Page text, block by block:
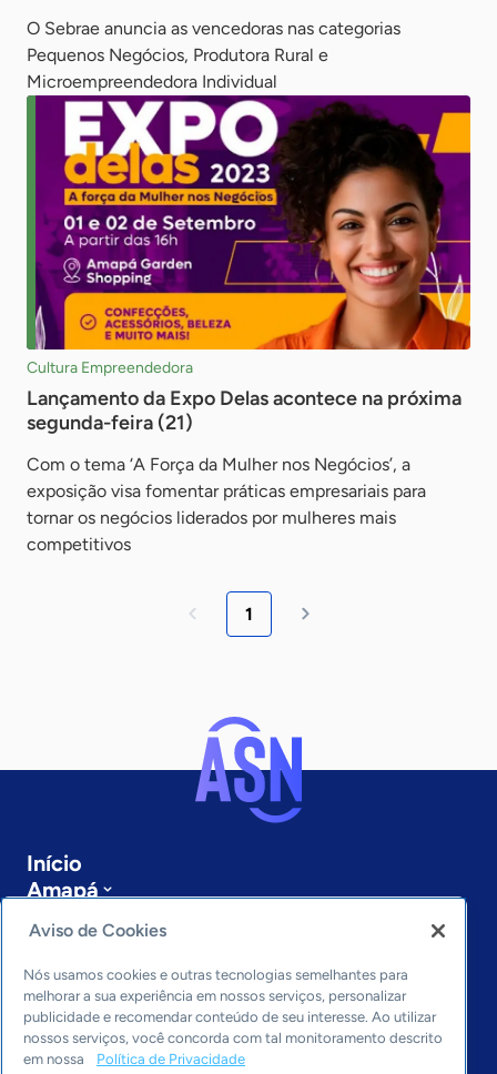
O Sebrae anuncia as vencedoras nas categorias
Pequenos Negócios, Produtora Rural e
Microempreendedora Individual
Cultura Empreendedora
Lançamento da Expo Delas acontece na próxima
segunda-feira (21)
Com o tema ‘A Força da Mulher nos Negócios’, a
exposição visa fomentar práticas empresariais para
tornar os negócios liderados por mulheres mais
competitivos
1
Início
Amapá
Últimas notícias
Entre em contato
Editorias
Economia & Política
Inovação & Tecnologia
Aviso de Cookies
Nós usamos cookies e outras tecnologias semelhantes para
melhorar a sua experiência em nossos serviços, personalizar
publicidade e recomendar conteúdo de seu interesse. Ao utilizar
nossos serviços, você concorda com tal monitoramento descrito
em nossa
Política de Privacidade